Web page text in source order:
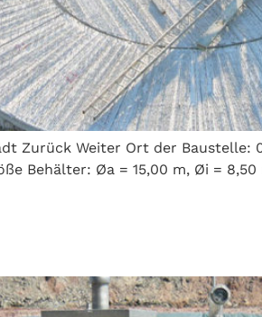
Zurück Weiter Ort der
Behälter: Øa = 15,00 m, Øi =